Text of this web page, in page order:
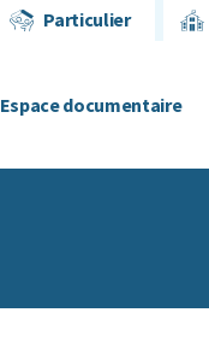
Particulier
Espacedocumentaire